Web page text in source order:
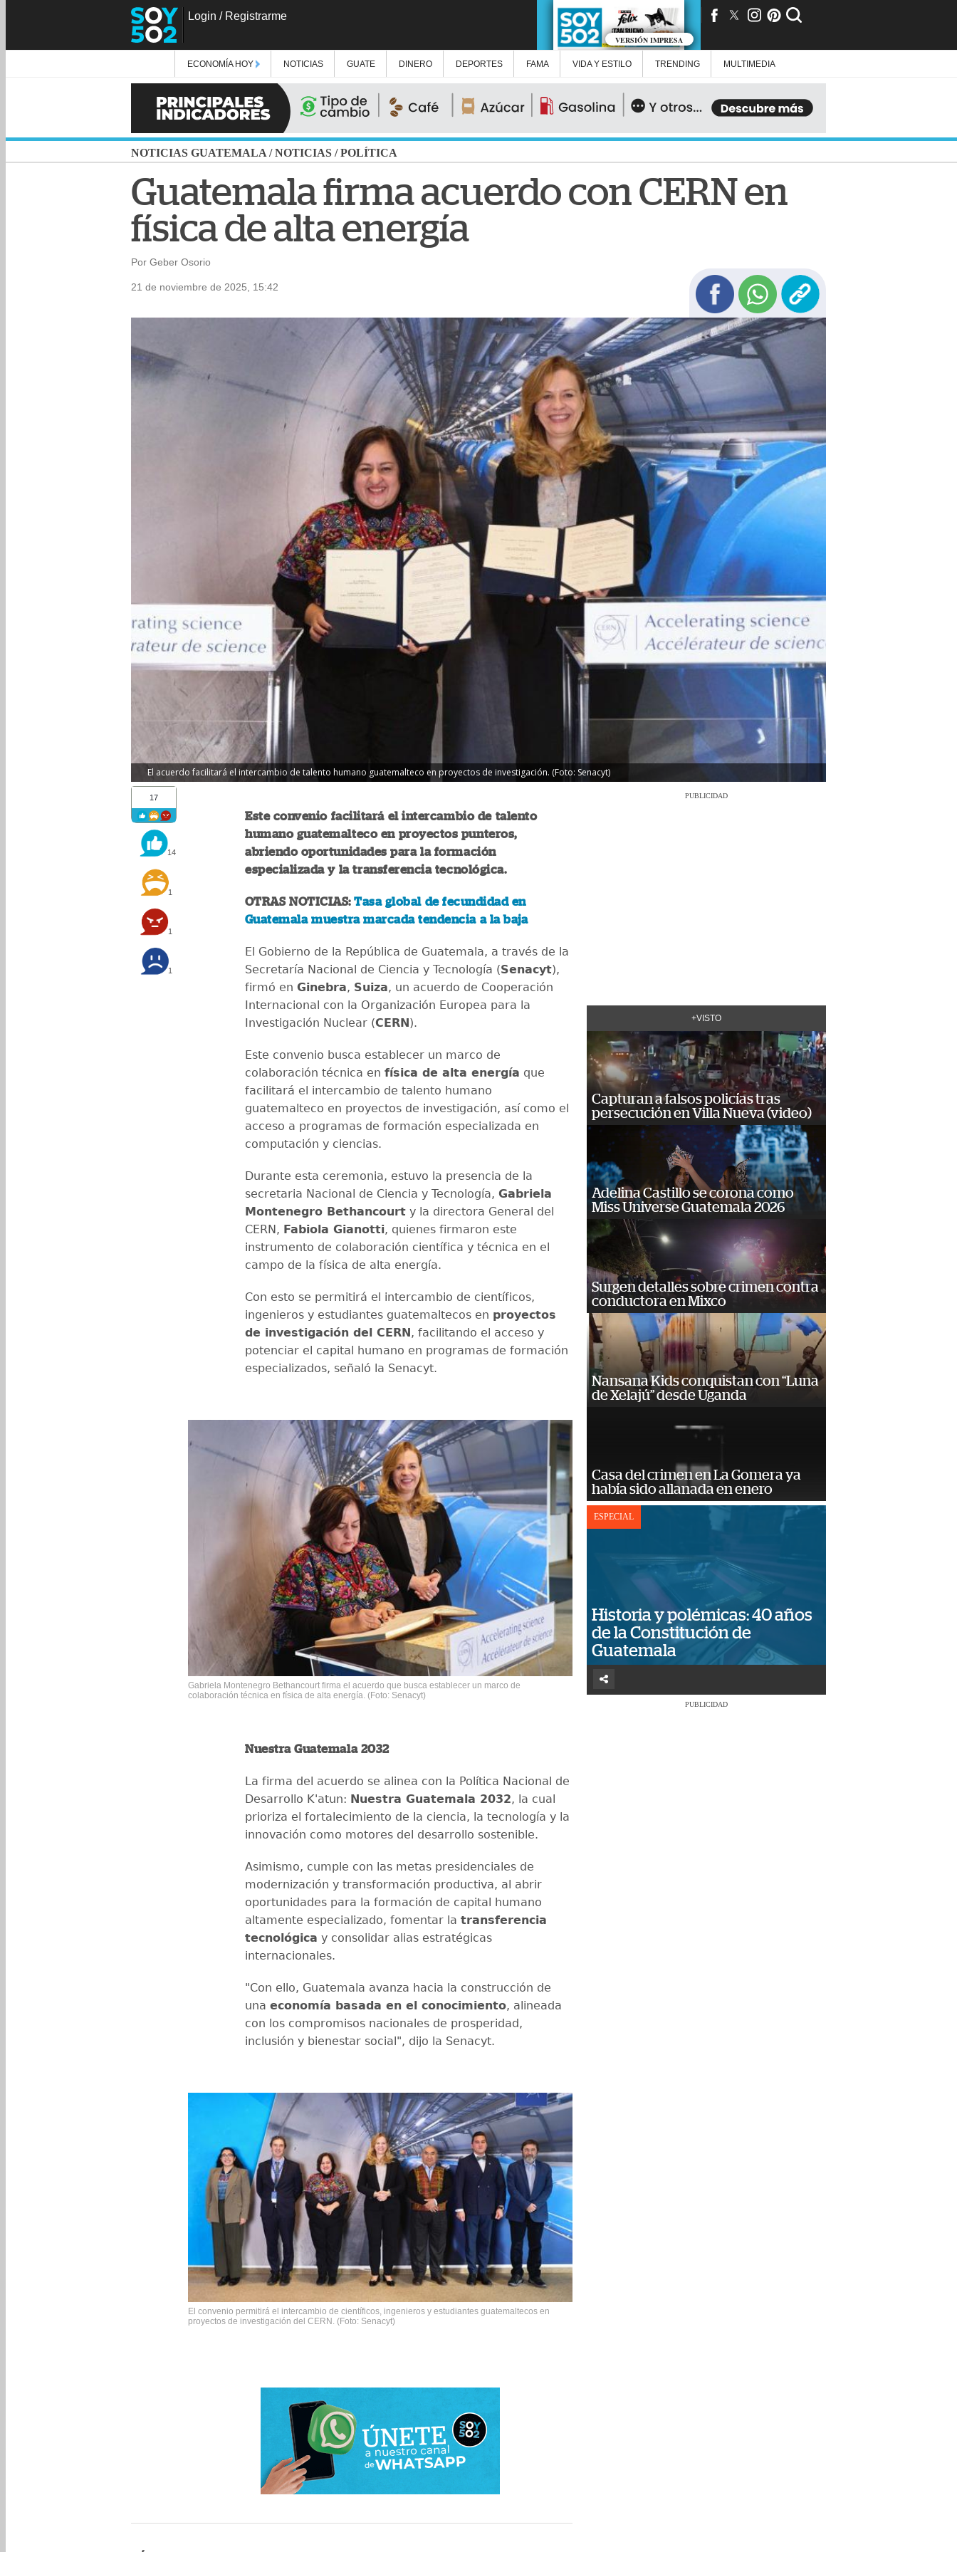
Login / Registrarme
VERSIÓN IMPRESA
ECONOMÍA HOY NOTICIAS GUATE DINERO DEPORTES FAMA VIDA Y ESTILO TRENDING MULTIMEDIA
NOTICIAS GUATEMALA /NOTICIAS /POLÍTICA
Guatemala firma acuerdo con CERN en
física de alta energía
Por Geber Osorio
21 de noviembre de 2025, 15:42
El acuerdo facilitará el intercambio de talento humano guatemalteco en proyectos de investigación. (Foto: Senacyt)
17
14
1
1
1
Este convenio facilitará el intercambio de talento
humano guatemalteco en proyectos punteros,
abriendo oportunidades para la formación
especializada y la transferencia tecnológica.
OTRAS NOTICIAS:Tasa global de fecundidad en
Guatemala muestra marcada tendencia a la baja
El Gobierno de la República de Guatemala, a través de la
Secretaría Nacional de Ciencia y Tecnología (Senacyt),
firmó en Ginebra, Suiza, un acuerdo de Cooperación
Internacional con la Organización Europea para la
Investigación Nuclear (CERN).
Este convenio busca establecer un marco de
colaboración técnica en física de alta energía que
facilitará el intercambio de talento humano
guatemalteco en proyectos de investigación, así como el
acceso a programas de formación especializada en
computación y ciencias.
Durante esta ceremonia, estuvo la presencia de la
secretaria Nacional de Ciencia y Tecnología, Gabriela
Montenegro Bethancourt y la directora General del
CERN, Fabiola Gianotti, quienes firmaron este
instrumento de colaboración científica y técnica en el
campo de la física de alta energía.
Con esto se permitirá el intercambio de científicos,
ingenieros y estudiantes guatemaltecos en proyectos
de investigación del CERN, facilitando el acceso y
potenciar el capital humano en programas de formación
especializados, señaló la Senacyt.
Gabriela Montenegro Bethancourt firma el acuerdo que busca establecer un marco de
colaboración técnica en física de alta energía. (Foto: Senacyt)
Nuestra Guatemala 2032
La firma del acuerdo se alinea con la Política Nacional de
Desarrollo K'atun: Nuestra Guatemala 2032, la cual
prioriza el fortalecimiento de la ciencia, la tecnología y la
innovación como motores del desarrollo sostenible.
Asimismo, cumple con las metas presidenciales de
modernización y transformación productiva, al abrir
oportunidades para la formación de capital humano
altamente especializado, fomentar la transferencia
tecnológica y consolidar alias estratégicas
internacionales.
"Con ello, Guatemala avanza hacia la construcción de
una economía basada en el conocimiento, alineada
con los compromisos nacionales de prosperidad,
inclusión y bienestar social", dijo la Senacyt.
El convenio permitirá el intercambio de científicos, ingenieros y estudiantes guatemaltecos en
proyectos de investigación del CERN. (Foto: Senacyt)
PUBLICIDAD
+VISTO
Capturan a falsos policías tras
persecución en Villa Nueva (video)
Adelina Castillo se corona como
Miss Universe Guatemala 2026
Surgen detalles sobre crimen contra
conductora en Mixco
Nansana Kids conquistan con “Luna
de Xelajú” desde Uganda
Casa del crimen en La Gomera ya
había sido allanada en enero
ESPECIAL
Historia y polémicas: 40 años
de la Constitución de
Guatemala
PUBLICIDAD